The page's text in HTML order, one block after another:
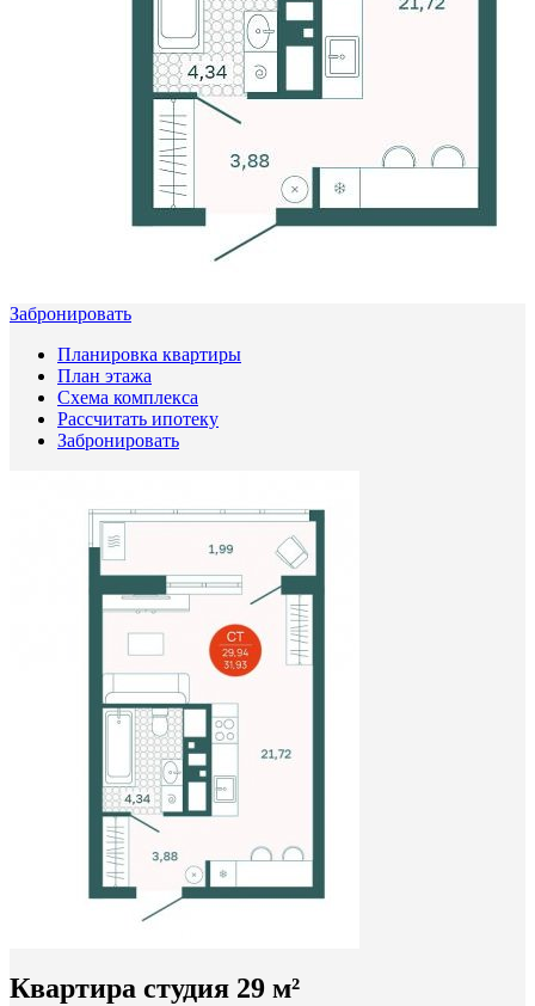
Забронировать
Планировка квартиры
План этажа
Схема комплекса
Рассчитать ипотеку
Забронировать
Квартира студия 29 м²